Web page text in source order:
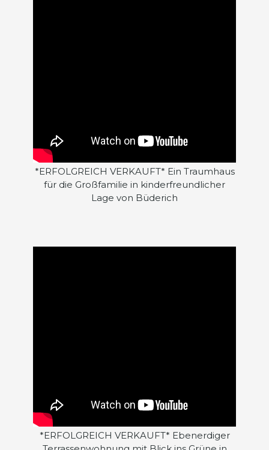
*ERFOLGREICH VERKAUFT* Ein Traumhaus
für die Großfamilie in kinderfreundlicher
Lage von Büderich
*ERFOLGREICH VERKAUFT* Ebenerdiger